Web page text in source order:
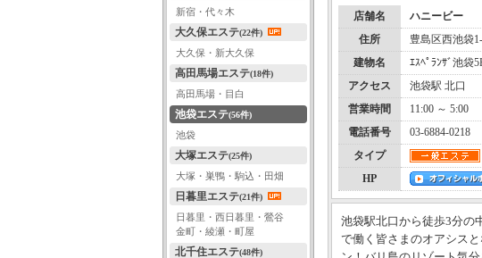
店舗名
ハニービー
住所
豊島区西池袋
建物名
ｴｽﾍﾟﾗﾝｻﾞ池袋
アクセス
池袋駅 北口
営業時間
11:00 ～ 5:00
電話番号
03-6884-0218
タイプ
HP
池袋駅北口から徒歩3分の
で働く皆さまのオアシス
新宿・代々木
大久保エステ(22件)
大久保・新大久保
高田馬場エステ(18件)
高田馬場・目白
池袋エステ(56件)
池袋
大塚エステ(25件)
大塚・巣鴨・駒込・田畑
日暮里エステ(21件)
日暮里・西日暮里・鶯谷
金町・綾瀬・町屋
北千住エステ(48件)